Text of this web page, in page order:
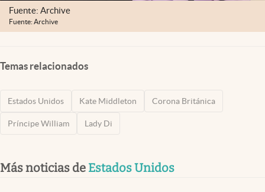
Fuente: Archive
Fuente: Archive
Temas relacionados
Estados Unidos Kate Middleton Corona Británica
Príncipe William Lady Di
Más noticias de Estados Unidos